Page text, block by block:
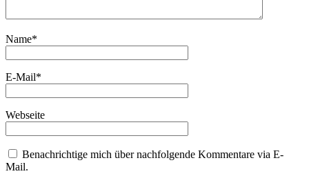
Name*
E-Mail*
Webseite
Benachrichtige mich über nachfolgende Kommentare via E-
Mail.